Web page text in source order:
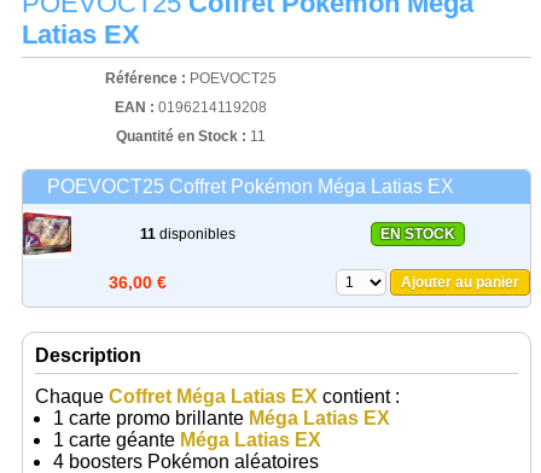
Latias EX
Référence : POEVOCT25
EAN : 0196214119208
Quantité en Stock : 11
POEVOCT25 Coffret Pokémon Méga Latias EX
11 disponibles EN STOCK
36,00 € Ajouter au panier
Description
Chaque Coffret Méga Latias EX contient :
1 carte promo brillante Méga Latias EX
1 carte géante Méga Latias EX
4 boosters Pokémon aléatoires